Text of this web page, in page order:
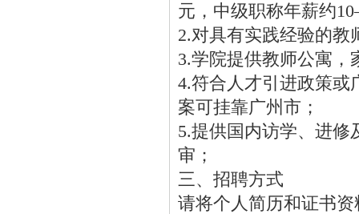
元，中级职称年薪约
2.对具有实践经验的教
3.学院提供教师公寓
4.符合人才引进政策或
案可挂靠广州市；
5.提供国内访学、进
审；
三、招聘方式
请将个人简历和证书